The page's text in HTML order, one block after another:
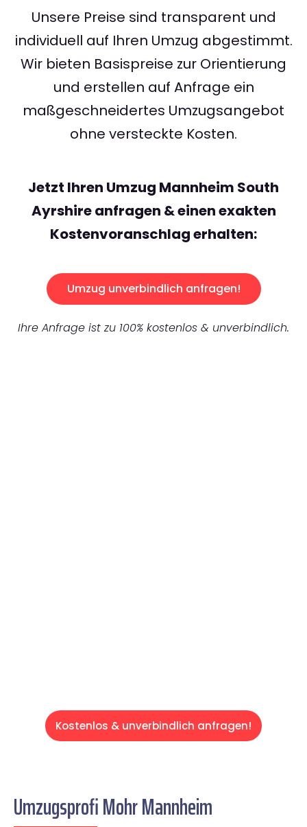
Unsere Preise sind transparent und
individuell auf Ihren Umzug abgestimmt.
Wir bieten Basispreise zur Orientierung
und erstellen auf Anfrage ein
maßgeschneidertes Umzugsangebot
ohne versteckte Kosten.
Jetzt Ihren Umzug Mannheim South
Ayrshire anfragen & einen exakten
Kostenvoranschlag erhalten:
Umzug unverbindlich anfragen!
Ihre Anfrage ist zu 100% kostenlos & unverbindlich.
Kostenlos & unverbindlich anfragen!
Umzugsprofi Mohr Mannheim